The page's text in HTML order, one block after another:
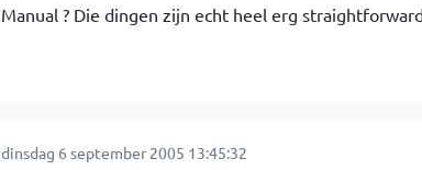
Manual ? Die dingen zijn echt heel erg
dinsdag 6 september 2005 13:45:32